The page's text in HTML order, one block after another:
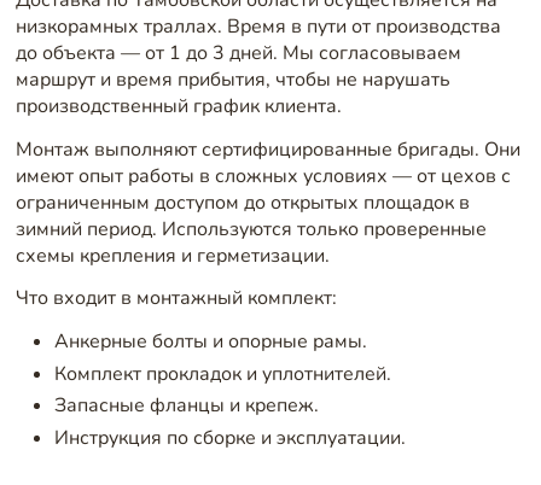
низкорамных траллах. Время в пути от производства
до объекта — от 1 до 3 дней. Мы согласовываем
маршрут и время прибытия, чтобы не нарушать
производственный график клиента.
Монтаж выполняют сертифицированные бригады. Они
имеют опыт работы в сложных условиях — от цехов с
ограниченным доступом до открытых площадок в
зимний период. Используются только проверенные
схемы крепления и герметизации.
Что входит в монтажный комплект:
Анкерные болты и опорные рамы.
Комплект прокладок и уплотнителей.
Запасные фланцы и крепеж.
Инструкция по сборке и эксплуатации.